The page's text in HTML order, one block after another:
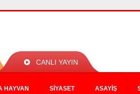
CANLI YAYIN
HAYVAN SIYASET ASAYIŞ